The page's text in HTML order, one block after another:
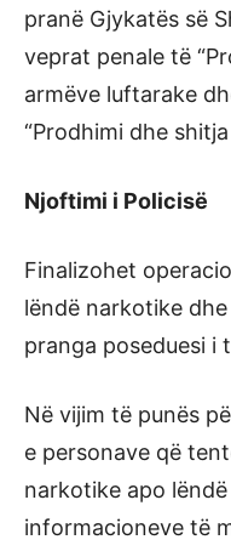
pranë Gjykatës së
veprat penale të
armëve luftarake
“Prodhimi dhe
Njoftimi i Policisë
Finalizohet
lëndë narkotike
pranga poseduesi i
Në vijim të punës
e personave që
narkotike apo
informacioneve të